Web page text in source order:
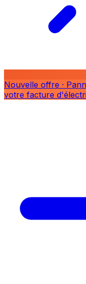
Nouvelle offre ·
votre facture